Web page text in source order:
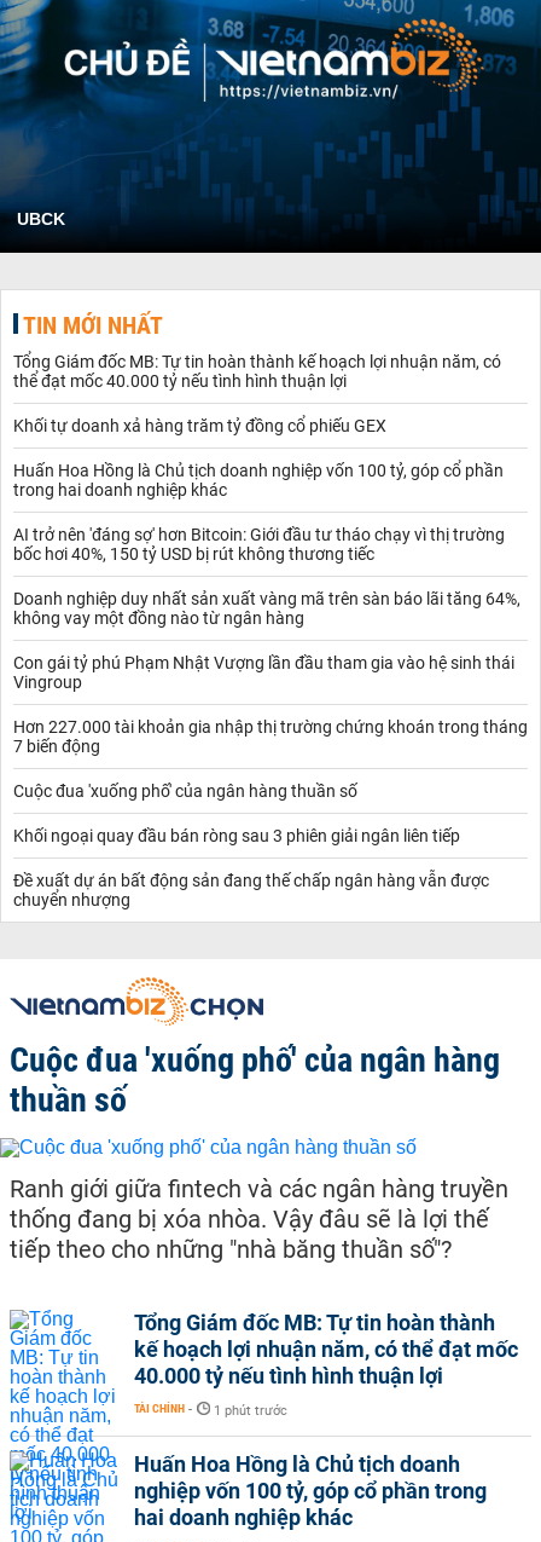
UBCK
TIN MỚI NHẤT
Tổng Giám đốc MB: Tự tin hoàn thành kế hoạch lợi nhuận năm, có
thể đạt mốc 40.000 tỷ nếu tình hình thuận lợi
Khối tự doanh xả hàng trăm tỷ đồng cổ phiếu GEX
Huấn Hoa Hồng là Chủ tịch doanh nghiệp vốn 100 tỷ, góp cổ phần
trong hai doanh nghiệp khác
AI trở nên 'đáng sợ' hơn Bitcoin: Giới đầu tư tháo chạy vì thị trường
bốc hơi 40%, 150 tỷ USD bị rút không thương tiếc
Doanh nghiệp duy nhất sản xuất vàng mã trên sàn báo lãi tăng 64%,
không vay một đồng nào từ ngân hàng
Con gái tỷ phú Phạm Nhật Vượng lần đầu tham gia vào hệ sinh thái
Vingroup
Hơn 227.000 tài khoản gia nhập thị trường chứng khoán trong tháng
7 biến động
Cuộc đua 'xuống phố' của ngân hàng thuần số
Khối ngoại quay đầu bán ròng sau 3 phiên giải ngân liên tiếp
Đề xuất dự án bất động sản đang thế chấp ngân hàng vẫn được
chuyển nhượng
Cuộc đua 'xuống phố' của ngân hàng
thuần số
Ranh giới giữa fintech và các ngân hàng truyền
thống đang bị xóa nhòa. Vậy đâu sẽ là lợi thế
tiếp theo cho những "nhà băng thuần số"?
Tổng Giám đốc MB: Tự tin hoàn thành
kế hoạch lợi nhuận năm, có thể đạt mốc
40.000 tỷ nếu tình hình thuận lợi
TÀI CHÍNH - 1 phút trước
Huấn Hoa Hồng là Chủ tịch doanh
nghiệp vốn 100 tỷ, góp cổ phần trong
hai doanh nghiệp khác